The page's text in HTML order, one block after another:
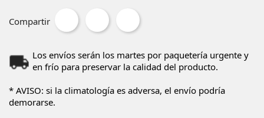
Compartir
Los envíos serán los martes por paquetería urgente y
en frío para preservar la calidad del producto.
* AVISO: si la climatología es adversa, el envío podría
demorarse.